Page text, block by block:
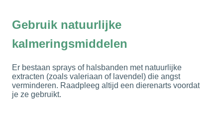
Gebruik natuurlijke
kalmeringsmiddelen
Er bestaan sprays of halsbanden met natuurlijke
extracten (zoals valeriaan of lavendel) die angst
verminderen. Raadpleeg altijd een dierenarts voordat
je ze gebruikt.